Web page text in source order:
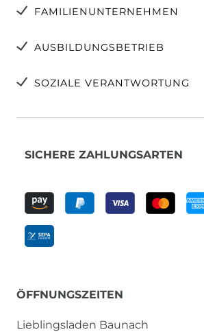
FAMILIENUNTERNEHMEN
AUSBILDUNGSBETRIEB
SOZIALE VERANTWORTUNG
SICHERE ZAHLUNGSARTEN
ÖFFNUNGSZEITEN
Lieblingsladen Baunach